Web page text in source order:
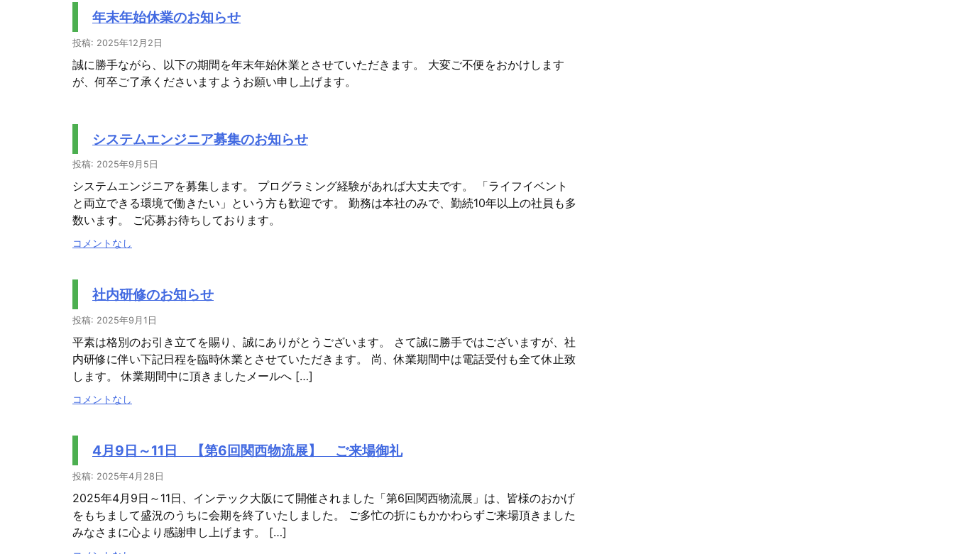
年末年始休業のお知らせ
投稿: 2025年12月2日
誠に勝手ながら、以下の期間を年末年始休業とさせていただきます。 大変ご不便をおかけします
が、何卒ご了承くださいますようお願い申し上げます。
システムエンジニア募集のお知らせ
投稿: 2025年9月5日
システムエンジニアを募集します。 プログラミング経験があれば大丈夫です。 「ライフイベント
と両立できる環境で働きたい」という方も歓迎です。 勤務は本社のみで、勤続10年以上の社員も多
数います。 ご応募お待ちしております。
コメントなし
社内研修のお知らせ
投稿: 2025年9月1日
平素は格別のお引き立てを賜り、誠にありがとうございます。 さて誠に勝手ではございますが、社
内研修に伴い下記日程を臨時休業とさせていただきます。 尚、休業期間中は電話受付も全て休止致
します。 休業期間中に頂きましたメールへ […]
コメントなし
4月9日～11日 【第6回関西物流展】 ご来場御礼
投稿: 2025年4月28日
2025年4月9日～11日、インテック大阪にて開催されました「第6回関西物流展」は、皆様のおかげ
をもちまして盛況のうちに会期を終了いたしました。 ご多忙の折にもかかわらずご来場頂きました
みなさまに心より感謝申し上げます。 […]